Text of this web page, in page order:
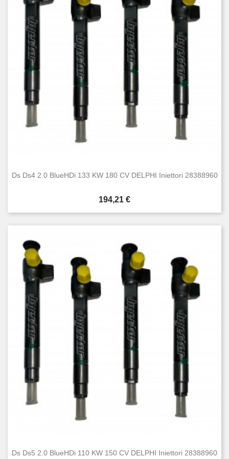
Ds Ds4 2.0 BlueHDi 133 KW 180 CV DELPHI Iniettori 28388960
Prezzo
194,21 €
Ds Ds5 2.0 BlueHDi 110 KW 150 CV DELPHI Iniettori 28388960